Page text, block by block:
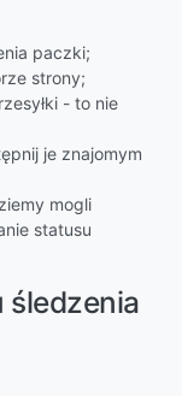
paczki;
strony;
- to nie
je znajomym
mogli
statusu
śledzenia